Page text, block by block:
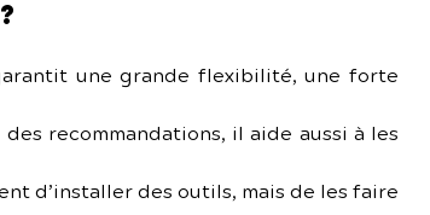
une grande flexibilité, une forte
recommandations, il aide aussi à les
d’installer des outils, mais de les faire